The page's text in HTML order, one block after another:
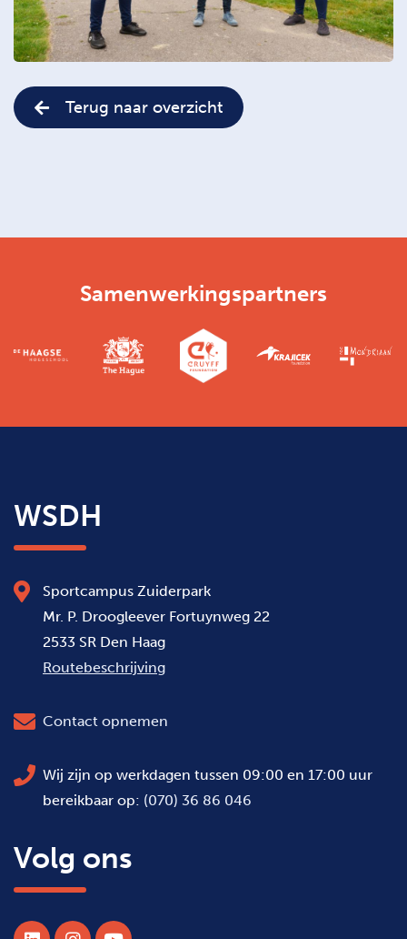
Terug naar overzicht
Samenwerkingspartners
WSDH
Sportcampus Zuiderpark
Mr. P. Droogleever Fortuynweg 22
2533 SR Den Haag
Routebeschrijving
Contact opnemen
Wij zijn op werkdagen tussen 09:00 en 17:00 uur
bereikbaar op: (070) 36 86 046
Volg ons